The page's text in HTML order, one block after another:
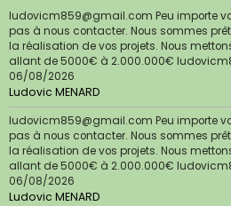
ludovicm859@gmail.com Peu importe
pas à nous contacter. Nous sommes
la réalisation de vos projets. Nous
allant de 5000€ à 2.000.000€
06/08/2026
Ludovic MENARD
ludovicm859@gmail.com Peu importe
pas à nous contacter. Nous sommes
la réalisation de vos projets. Nous
allant de 5000€ à 2.000.000€
06/08/2026
Ludovic MENARD